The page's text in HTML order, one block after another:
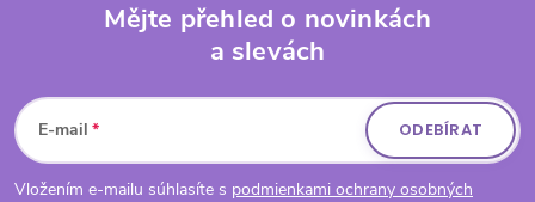
Mějte přehled o novinkách
a slevách
E-mail
Vložením e-mailu súhlasíte s podmienkami ochrany osobných
ODEBÍRAT